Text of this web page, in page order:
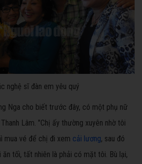
nghệ sĩ đàn em yêu quý
Nga cho biết trước đây, có một phụ nữ
Lâm. "Chị ấy thường xuyên nhờ tôi
mua vé để chị đi xem cải lương, sau đó
ăn tối, tất nhiên là phải có mặt tôi. Bù lại,